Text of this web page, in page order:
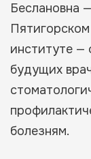
Беслановна —
институте —
будущих
болезням.